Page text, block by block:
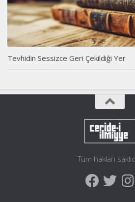
Tevhidin Sessizce Geri Çekildiği Yer
Tüm hakları